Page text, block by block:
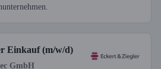
Einkauf (m/w/d)
GmbH